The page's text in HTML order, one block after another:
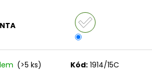
(>5 ks) Kód: 1914/15C